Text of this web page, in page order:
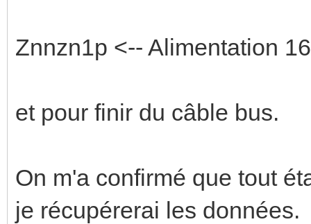
Znnzn1p <-- Alimentation
et pour finir du câble bus.
On m'a confirmé que tout
je récupérerai les données.